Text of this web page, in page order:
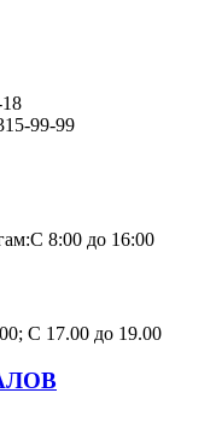
99-99
С 8:00 до 16:00
С 17.00 до 19.00